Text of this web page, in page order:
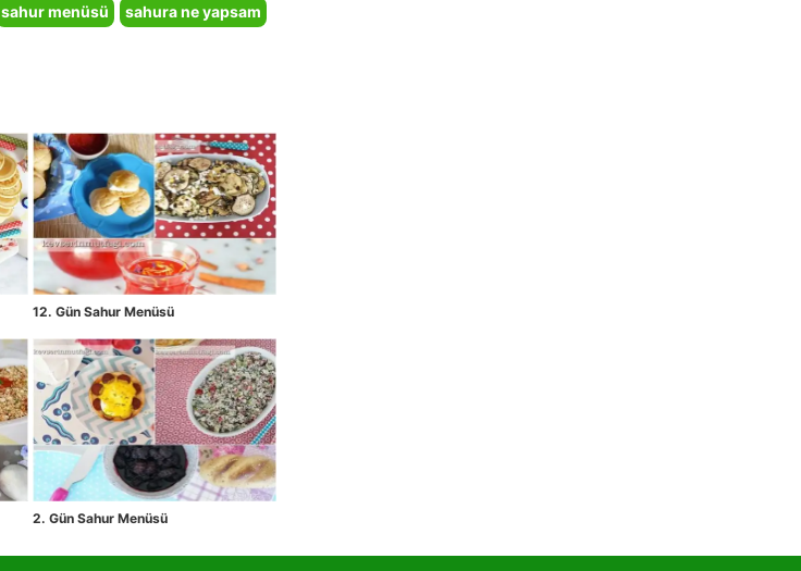
sahur menüsü
sahura ne yapsam
12. Gün Sahur Menüsü
2. Gün Sahur Menüsü